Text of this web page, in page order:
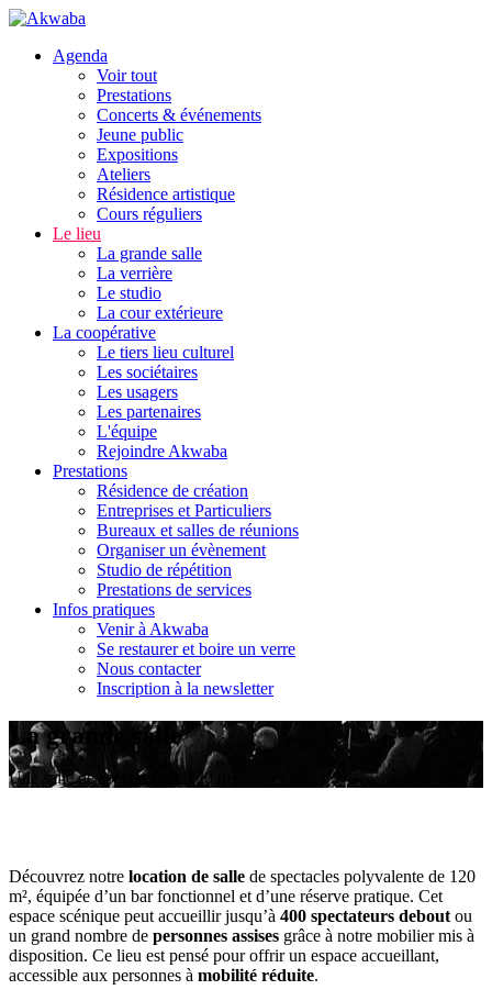
Agenda
Voir tout
Prestations
Concerts & événements
Jeune public
Expositions
Ateliers
Résidence artistique
Cours réguliers
Le lieu
La grande salle
La verrière
Le studio
La cour extérieure
La coopérative
Le tiers lieu culturel
Les sociétaires
Les usagers
Les partenaires
L'équipe
Rejoindre Akwaba
Prestations
Résidence de création
Entreprises et Particuliers
Bureaux et salles de réunions
Organiser un évènement
Studio de répétition
Prestations de services
Infos pratiques
Venir à Akwaba
Se restaurer et boire un verre
Nous contacter
Inscription à la newsletter
La grande salle
Une salle de spectacle de 120 m²
Découvrez notre location de salle de spectacles polyvalente de 120
m², équipée d’un bar fonctionnel et d’une réserve pratique. Cet
espace scénique peut accueillir jusqu’à 400 spectateurs debout ou
un grand nombre de personnes assises grâce à notre mobilier mis à
disposition. Ce lieu est pensé pour offrir un espace accueillant,
accessible aux personnes à mobilité réduite.